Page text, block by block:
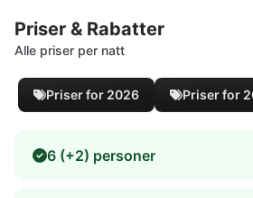
Priser & Rabatter
Alle priser per natt
Priser for 2026 Priser for
6 (+2) personer